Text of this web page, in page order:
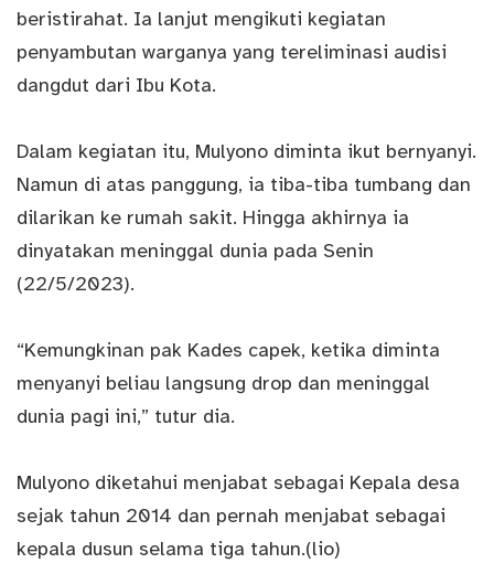
beristirahat. Ia lanjut mengikuti kegiatan
penyambutan warganya yang tereliminasi audisi
dangdut dari Ibu Kota.
Dalam kegiatan itu, Mulyono diminta ikut bernyanyi.
Namun di atas panggung, ia tiba-tiba tumbang dan
dilarikan ke rumah sakit. Hingga akhirnya ia
dinyatakan meninggal dunia pada Senin
(22/5/2023).
“Kemungkinan pak Kades capek, ketika diminta
menyanyi beliau langsung drop dan meninggal
dunia pagi ini,” tutur dia.
Mulyono diketahui menjabat sebagai Kepala desa
sejak tahun 2014 dan pernah menjabat sebagai
kepala dusun selama tiga tahun.(lio)